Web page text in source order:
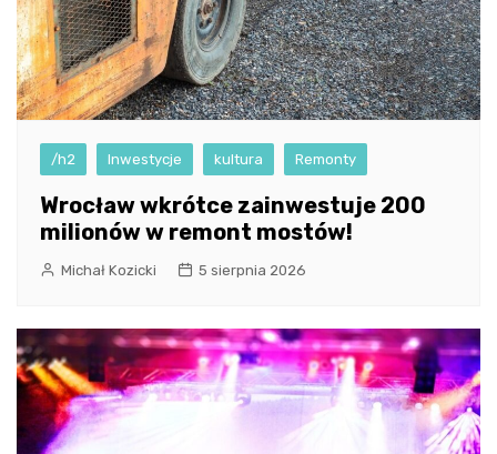
/h2 Inwestycje kultura Remonty
Wrocław wkrótce zainwestuje 200
milionów w remont mostów!
Michał Kozicki 5 sierpnia 2026